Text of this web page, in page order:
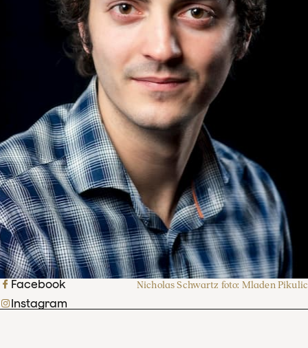
Nicholas Schwartz foto: Mladen Pikulic
Facebook
Instagram